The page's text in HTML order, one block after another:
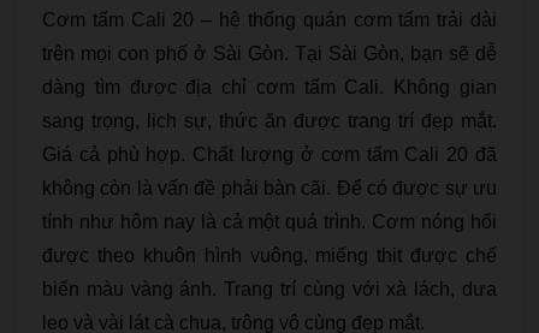
Cơm tấm Cali 20 – hệ thống quán cơm tấm trải dài
trên mọi con phố ở Sài Gòn. Tại Sài Gòn, bạn sẽ dễ
dàng tìm được địa chỉ cơm tấm Cali. Không gian
sang trọng, lịch sự, thức ăn được trang trí đẹp mắt.
Giá cả phù hợp. Chất lượng ở cơm tấm Cali 20 đã
không còn là vấn đề phải bàn cãi. Để có được sự ưu
tính như hôm nay là cả một quá trình. Cơm nóng hổi
được theo khuôn hình vuông, miếng thịt được chế
biến màu vàng ánh. Trang trí cùng với xà lách, dưa
leo và vài lát cà chua, trông vô cùng đẹp mắt.